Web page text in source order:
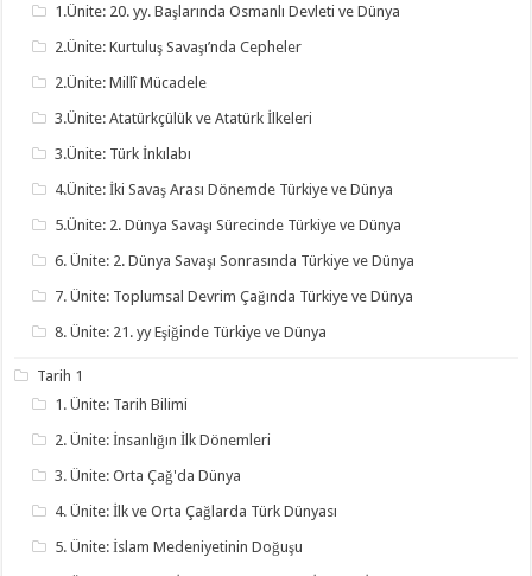
1.Ünite: 20. yy. Başlarında Osmanlı Devleti ve Dünya
2.Ünite: Kurtuluş Savaşı’nda Cepheler
2.Ünite: Millî Mücadele
3.Ünite: Atatürkçülük ve Atatürk İlkeleri
3.Ünite: Türk İnkılabı
4.Ünite: İki Savaş Arası Dönemde Türkiye ve Dünya
5.Ünite: 2. Dünya Savaşı Sürecinde Türkiye ve Dünya
6. Ünite: 2. Dünya Savaşı Sonrasında Türkiye ve Dünya
7. Ünite: Toplumsal Devrim Çağında Türkiye ve Dünya
8. Ünite: 21. yy Eşiğinde Türkiye ve Dünya
Tarih 1
1. Ünite: Tarih Bilimi
2. Ünite: İnsanlığın İlk Dönemleri
3. Ünite: Orta Çağ'da Dünya
4. Ünite: İlk ve Orta Çağlarda Türk Dünyası
5. Ünite: İslam Medeniyetinin Doğuşu